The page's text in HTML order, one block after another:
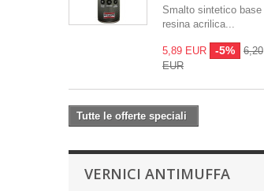
Smalto sintetico base
resina acrilica...
5,89 EUR -5%
6,20
EUR
Tutte le offerte speciali
VERNICI ANTIMUFFA